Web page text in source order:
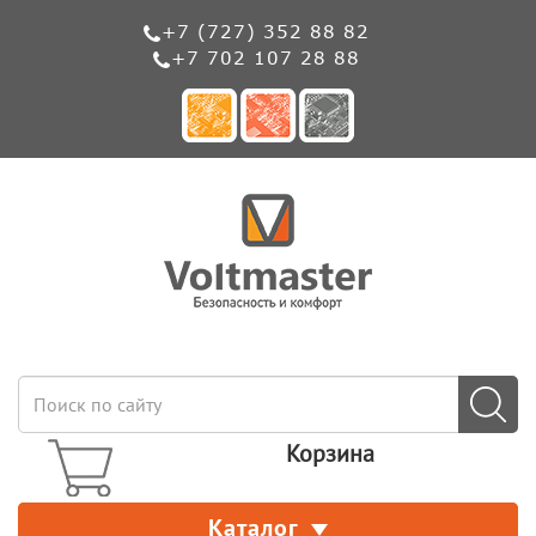
+7 (727) 352 88 82
+7 702 107 28 88
Корзина
Каталог